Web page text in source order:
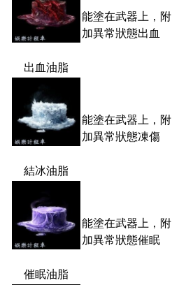
出血油脂
能塗在武器上，附
加異常狀態出血
結冰油脂
能塗在武器上，附
加異常狀態凍傷
催眠油脂
能塗在武器上，附
加異常狀態催眠